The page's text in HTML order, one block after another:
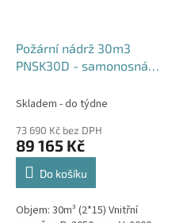
Požární nádrž 30m3
PNSK30D - samonosná
Skladem - do týdne
73 690 Kč bez DPH
89 165 Kč
Do košíku
Objem: 30m³ (2*15) Vnitřní